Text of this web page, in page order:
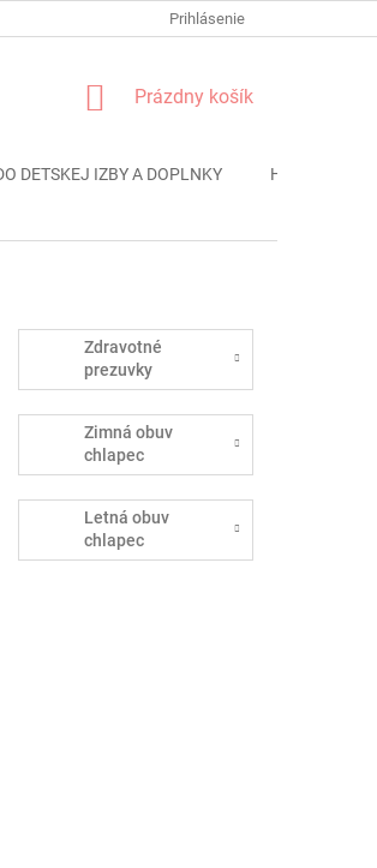
PODMIENKY OCHRANY OSOBNÝCH
Prihlásenie
NÁKUPNÝ
Prázdny košík
DETSKEJ IZBY A DOPLNKY HRAČKY
Zdravotné
prezuvky
Zimná obuv
chlapec
Letná obuv
chlapec